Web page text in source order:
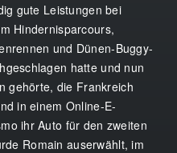
gute Leistungen bei
Hindernisparcours,
und Dünen-Buggy-
hatte und nun
gehörte, die Frankreich
in einem Online-E-
ihr Auto für den zweiten
Romain auserwählt, im